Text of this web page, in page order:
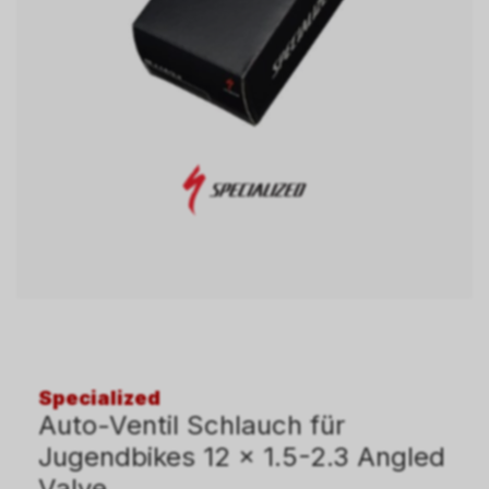
Specialized
Auto-Ventil Schlauch für
Jugendbikes 12 x 1.5-2.3 Angled